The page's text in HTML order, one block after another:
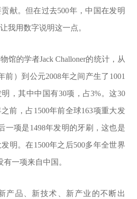
献。但在过去500年，中国在发明
我用数字说明这一点。
的学者Jack Challoner的统计，从
前）到公元2008年之间产生了1001
，其中中国有30项，占3%。这30
前，占1500年前全球163项重大发
一项是1498年发明的牙刷，这也是
明。在1500年之后500多年全世界
一项来自中国。
品、新技术、新产业的不断出